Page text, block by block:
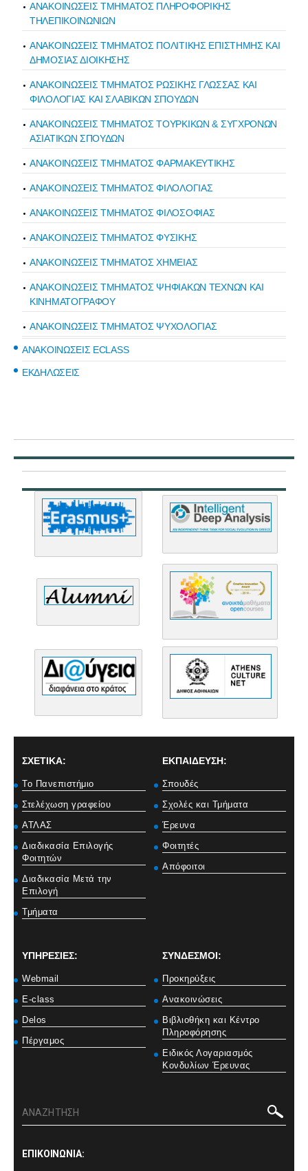
ΑΝΑΚΟΙΝΩΣΕΙΣ ΤΜΗΜΑΤΟΣ ΠΛΗΡΟΦΟΡΙΚΗΣ
ΤΗΛΕΠΙΚΟΙΝΩΝΙΩΝ
ΑΝΑΚΟΙΝΩΣΕΙΣ ΤΜΗΜΑΤΟΣ ΠΟΛΙΤΙΚΗΣ ΕΠΙΣΤΗΜΗΣ ΚΑΙ
ΔΗΜΟΣΙΑΣ ΔΙΟΙΚΗΣΗΣ
ΑΝΑΚΟΙΝΩΣΕΙΣ ΤΜΗΜΑΤΟΣ ΡΩΣΙΚΗΣ ΓΛΩΣΣΑΣ ΚΑΙ
ΦΙΛΟΛΟΓΙΑΣ ΚΑΙ ΣΛΑΒΙΚΩΝ ΣΠΟΥΔΩΝ
ΑΝΑΚΟΙΝΩΣΕΙΣ ΤΜΗΜΑΤΟΣ ΤΟΥΡΚΙΚΩΝ & ΣΥΓΧΡΟΝΩΝ
ΑΣΙΑΤΙΚΩΝ ΣΠΟΥΔΩΝ
ΑΝΑΚΟΙΝΩΣΕΙΣ ΤΜΗΜΑΤΟΣ ΦΑΡΜΑΚΕΥΤΙΚΗΣ
ΑΝΑΚΟΙΝΩΣΕΙΣ ΤΜΗΜΑΤΟΣ ΦΙΛΟΛΟΓΙΑΣ
ΑΝΑΚΟΙΝΩΣΕΙΣ ΤΜΗΜΑΤΟΣ ΦΙΛΟΣΟΦΙΑΣ
ΑΝΑΚΟΙΝΩΣΕΙΣ ΤΜΗΜΑΤΟΣ ΦΥΣΙΚΗΣ
ΑΝΑΚΟΙΝΩΣΕΙΣ ΤΜΗΜΑΤΟΣ ΧΗΜΕΙΑΣ
ΑΝΑΚΟΙΝΩΣΕΙΣ ΤΜΗΜΑΤΟΣ ΨΗΦΙΑΚΩΝ ΤΕΧΝΩΝ ΚΑΙ
ΚΙΝΗΜΑΤΟΓΡΑΦΟΥ
ΑΝΑΚΟΙΝΩΣΕΙΣ ΤΜΗΜΑΤΟΣ ΨΥΧΟΛΟΓΙΑΣ
ΑΝΑΚΟΙΝΩΣΕΙΣ ECLASS
ΕΚΔΗΛΩΣΕΙΣ
ΣΧΕΤΙΚΑ:
Το Πανεπιστήμιο
Στελέχωση γραφείου
ΑΤΛΑΣ
Διαδικασία Επιλογής
Φοιτητών
Διαδικασία Μετά την
Επιλογή
Τμήματα
ΕΚΠΑΙΔΕΥΣΗ:
Σπουδές
Σχολές και Τμήματα
Έρευνα
Φοιτητές
Απόφοιτοι
ΥΠΗΡΕΣΙΕΣ:
Webmail
E-class
Delos
Πέργαμος
ΣΥΝΔΕΣΜΟΙ:
Προκηρύξεις
Ανακοινώσεις
Βιβλιοθήκη και Κέντρο
Πληροφόρησης
Ειδικός Λογαριασμός
Κονδυλίων Έρευνας
ΕΠΙΚΟΙΝΩΝΙΑ: